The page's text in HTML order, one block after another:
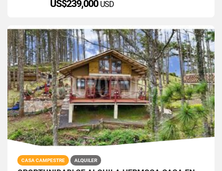
US$239,000 USD
CASA CAMPESTRE ALQUILER